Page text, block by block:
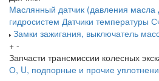
Маслянный датчик (давления масла
гидросистем Датчики температуры
Замки зажигания, выключатель
+ -
Запчасти трансмиссии колесных
О, U, подпорные и прочие